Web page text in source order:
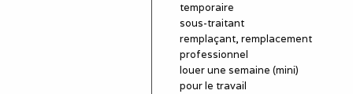
temporaire
sous-traitant
remplaçant, remplacement
professionnel
louer une semaine (mini)
pour le travail